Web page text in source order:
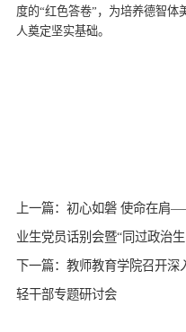
度的“红色答卷”，为培养德智
人奠定坚实基础。
上一篇：初心如磐 使命在肩
业生党员话别会暨“同过政治
下一篇：教师教育学院召开
轻干部专题研讨会